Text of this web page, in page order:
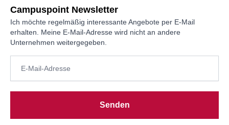
Campuspoint Newsletter
Ich möchte regelmäßig interessante Angebote per E-Mail
erhalten. Meine E-Mail-Adresse wird nicht an andere
Unternehmen weitergegeben.
Senden